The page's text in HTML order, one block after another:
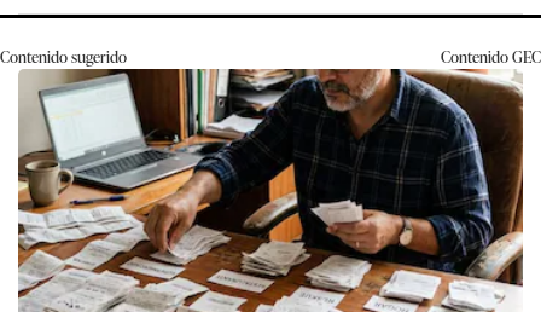
Contenido sugerido ContenidoGEC